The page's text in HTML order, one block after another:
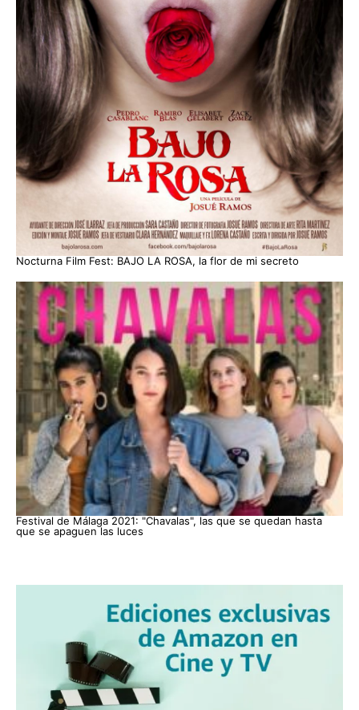
Nocturna Film Fest: BAJO LA ROSA, la flor de mi secreto
Festival de Málaga 2021: "Chavalas", las que se quedan hasta
que se apaguen las luces